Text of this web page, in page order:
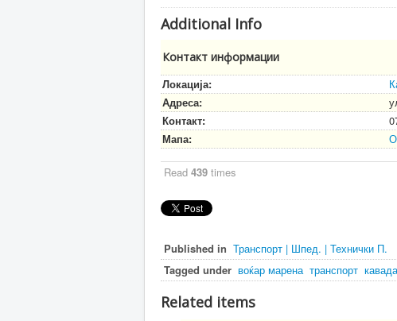
Additional Info
Контакт информации
Локација:
Адреса:
Контакт:
Мапа:
Read 439 times
Published in Транспорт | Шпед. | Технички П.
Tagged under воќар марена транспорт
Related items